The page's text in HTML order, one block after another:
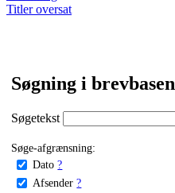
Titler oversat
Søgning i brevbasen
Søgetekst
Søge-afgrænsning:
Dato ?
Afsender ?